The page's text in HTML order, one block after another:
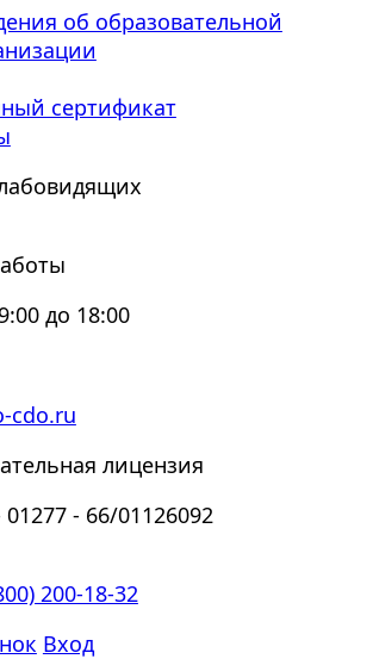
об образовательной
сертификат
до 18:00
cdo.ru
лицензия
- 66/01126092
200-18-32
Вход